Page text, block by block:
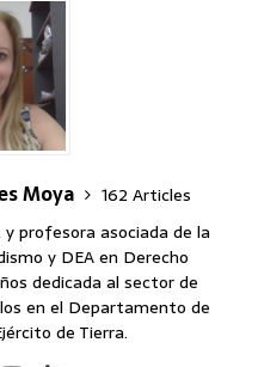
Moya
162 Articles
y profesora asociada de la
y DEA en Derecho
dedicada al sector de
en el Departamento de
de Tierra.